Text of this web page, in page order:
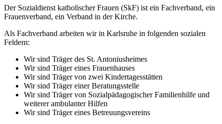
Der Sozialdienst katholischer Frauen (SkF) ist ein Fachverband, ein
Frauenverband, ein Verband in der Kirche.
Als Fachverband arbeiten wir in Karlsruhe in folgenden sozialen
Feldern:
Wir sind Träger des St. Antoniusheimes
Wir sind Träger eines Frauenhauses
Wir sind Träger von zwei Kindertagesstätten
Wir sind Träger einer Beratungsstelle
Wir sind Träger von Sozialpädagogischer Familienhilfe und
weiterer ambulanter Hilfen
Wir sind Träger eines Betreuungsvereins